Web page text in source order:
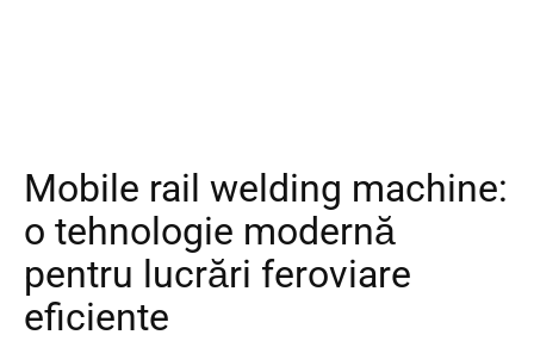
Mobile rail welding machine:
o tehnologie modernă
pentru lucrări feroviare
eficiente